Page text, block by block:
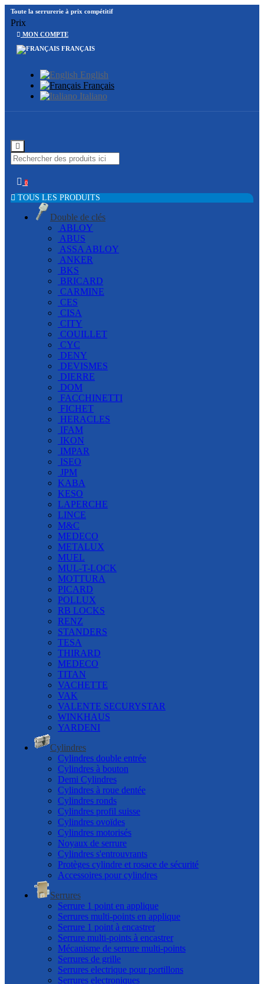
Toute la serrurerie à prix compétitif
Prix
MON COMPTE
FRANÇAIS
English
Français
Italiano
0
TOUS LES PRODUITS
Double de clés
ABLOY
ABUS
ASSA ABLOY
ANKER
BKS
BRICARD
CARMINE
CES
CISA
CITY
COUILLET
CYC
DENY
DEVISMES
DIERRE
DOM
FACCHINETTI
FICHET
HERACLES
IFAM
IKON
IMPAR
ISEO
JPM
KABA
KESO
LAPERCHE
LINCE
M&C
MEDECO
METALUX
MUEL
MUL-T-LOCK
MOTTURA
PICARD
POLLUX
RB LOCKS
RENZ
STANDERS
TESA
THIRARD
MEDECO
TITAN
VACHETTE
VAK
VALENTE SECURYSTAR
WINKHAUS
YARDENI
Cylindres
Cylindres double entrée
Cylindres à bouton
Demi Cylindres
Cylindres à roue dentée
Cylindres ronds
Cylindres profil suisse
Cylindres ovoïdes
Cylindres motorisés
Noyaux de serrure
Cylindres s'entrouvrants
Protèges cylindre et rosace de sécurité
Accessoires pour cylindres
Serrures
Serrure 1 point en applique
Serrures multi-points en applique
Serrure 1 point à encastrer
Serrure multi-points à encastrer
Mécanisme de serrure multi-points
Serrures de grille
Serrures electrique pour portillons
Serrures electroniques